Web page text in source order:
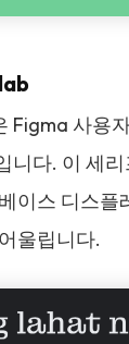
Figma 사용
니다. 이 세
이스 디스플
울립니다.